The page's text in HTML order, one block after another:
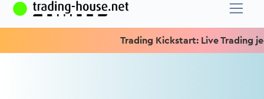
Trading Kickstart: Live Trading